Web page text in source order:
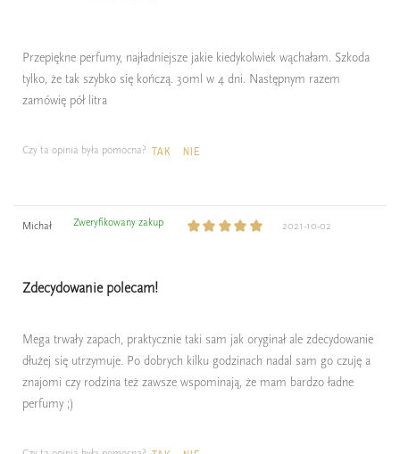
Przepiękne perfumy, najładniejsze jakie kiedykolwiek wąchałam. Szkoda
tylko, że tak szybko się kończą. 30ml w 4 dni. Następnym razem
zamówię pół litra
Czy ta opinia była pomocna? TAK NIE
Michał Zweryfikowany zakup 2021-10-02
Zdecydowanie polecam!
Mega trwały zapach, praktycznie taki sam jak oryginał ale zdecydowanie
dłużej się utrzymuje. Po dobrych kilku godzinach nadal sam go czuję a
znajomi czy rodzina też zawsze wspominają, że mam bardzo ładne
perfumy ;)